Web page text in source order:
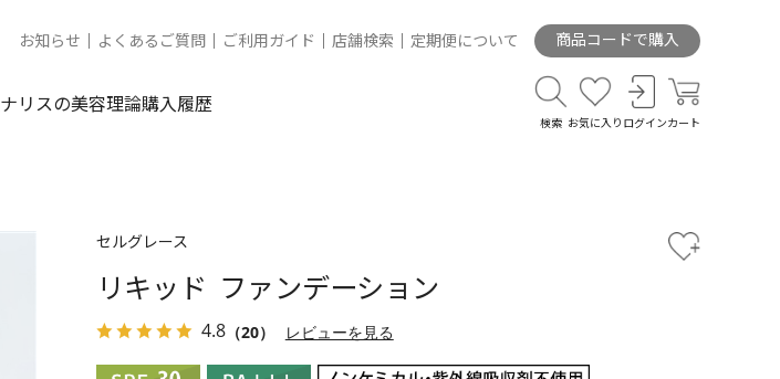
お知らせ よくあるご質問 ご利用ガイド 店舗検索 定期便について 商品コードで購入
ナリスの美容理論購入履歴
検索 お気に入り ログイン カート
セルグレース
リキッド ファンデーション
4.8（20） レビューを見る